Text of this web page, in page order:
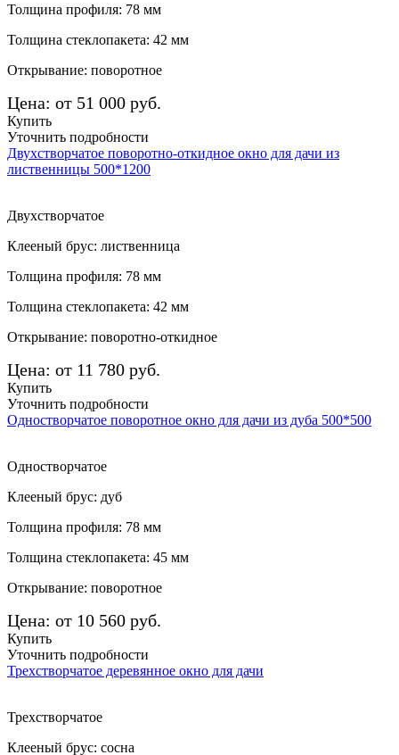
Толщина профиля: 78 мм
Толщина стеклопакета: 42 мм
Открывание: поворотное
Цена: от 51 000 руб.
Купить
Уточнить подробности
Двухстворчатое поворотно-откидное окно для дачи из
лиственницы 500*1200
Двухстворчатое
Клееный брус: лиственница
Толщина профиля: 78 мм
Толщина стеклопакета: 42 мм
Открывание: поворотно-откидное
Цена: от 11 780 руб.
Купить
Уточнить подробности
Одностворчатое поворотное окно для дачи из дуба 500*500
Одностворчатое
Клееный брус: дуб
Толщина профиля: 78 мм
Толщина стеклопакета: 45 мм
Открывание: поворотное
Цена: от 10 560 руб.
Купить
Уточнить подробности
Трехстворчатое деревянное окно для дачи
Трехстворчатое
Клееный брус: сосна